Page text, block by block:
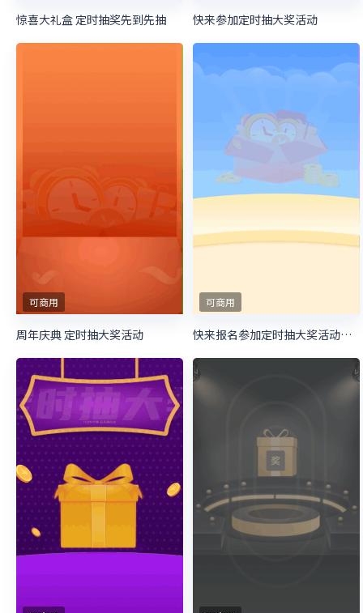
惊喜大礼盒 定时抽奖先到先抽 快来参加定时抽大奖活动
可商用
周年庆典 定时抽大奖活动
可商用
快来报名参加定时抽大奖活动吧！